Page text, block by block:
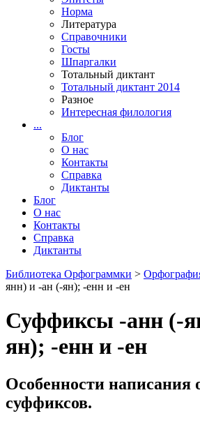
Норма
Литература
Справочники
Госты
Шпаргалки
Тотальный диктант
Тотальный диктант 2014
Разное
Интересная филология
...
Блог
О нас
Контакты
Справка
Диктанты
Блог
О нас
Контакты
Справка
Диктанты
Библиотека Орфограммки >
янн) и -ан (-ян); -енн и -ен
Суффиксы -анн (-
ян); -енн и -ен
Особенности написания
суффиксов.